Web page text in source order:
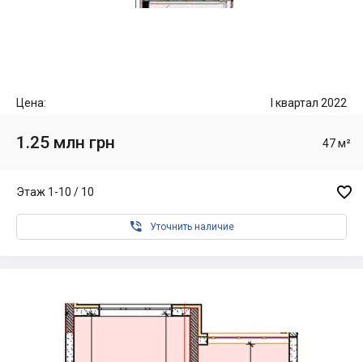
Цена: I квартал 2022
1.25 млн грн 47 м²
Этаж 1-10 / 10 
 Уточнить наличие